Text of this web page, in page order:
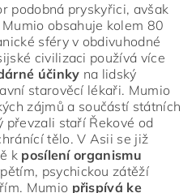
podobná pryskyřici, avšak
obsahuje kolem 80
sféry v obdivuhodné
civilizaci používá více
účinky na lidský
starověcí lékaři. Mumio
zájmů a součástí státních
převzali staří Řekové od
tělo. V Asii se již
k posílení organismu
psychickou zátěží
Mumio přispívá ke